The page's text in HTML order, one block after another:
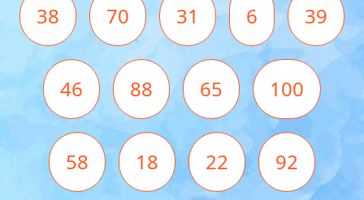
38 70 31 6 39
46 88 65 100
58 18 22 92